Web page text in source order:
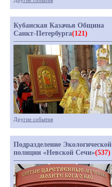
Кубанская Казачья Община
Санкт-Петербурга(121)
Другие события
Подразделение Экологической
полиции «Невской Сечи»(537)